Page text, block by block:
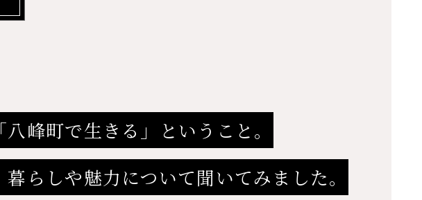
「八峰町で生きる」ということ。
暮らしや魅力について聞いてみました。